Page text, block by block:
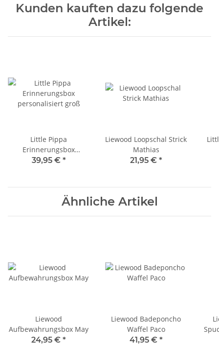
Kunden kauften dazu folgende
Artikel:
Little Pippa
Erinnerungsbox
personalisiert groß
39,95 € *
Liewood Loopschal Strick
Mathias
21,95 € *
Ähnliche Artikel
Liewood
Aufbewahrungsbox May
24,95 € *
Liewood Badeponcho
Waffel Paco
41,95 € *